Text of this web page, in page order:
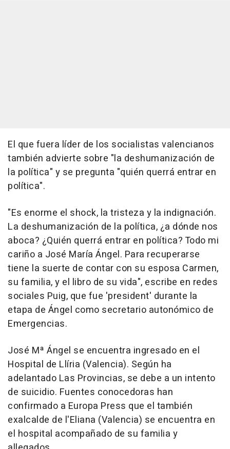
El que fuera líder de los socialistas valencianos
también advierte sobre "la deshumanización de
la política" y se pregunta "quién querrá entrar en
política".
"Es enorme el shock, la tristeza y la indignación.
La deshumanización de la política, ¿a dónde nos
aboca? ¿Quién querrá entrar en política? Todo mi
cariño a José María Ángel. Para recuperarse
tiene la suerte de contar con su esposa Carmen,
su familia, y el libro de su vida", escribe en redes
sociales Puig, que fue 'president' durante la
etapa de Ángel como secretario autonómico de
Emergencias.
José Mª Ángel se encuentra ingresado en el
Hospital de Llíria (Valencia). Según ha
adelantado Las Provincias, se debe a un intento
de suicidio. Fuentes conocedoras han
confirmado a Europa Press que el también
exalcalde de l'Eliana (Valencia) se encuentra en
el hospital acompañado de su familia y